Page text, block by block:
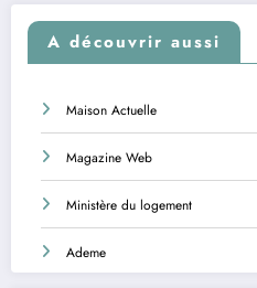
A découvrir aussi
Maison Actuelle
Magazine Web
Ministère du logement
Ademe